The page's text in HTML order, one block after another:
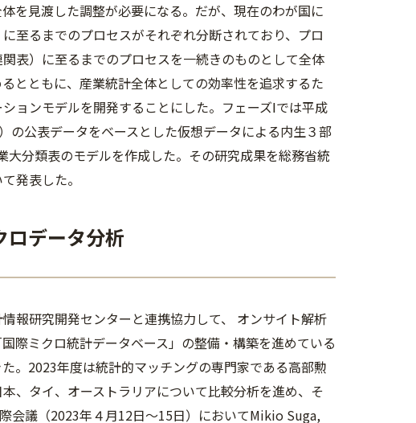
を見渡した調整が必要になる。だが、現在のわが国に
至るまでのプロセスがそれぞれ分断されており、プロ
表）に至るまでのプロセスを一続きのものとして全体
とともに、産業統計全体としての効率性を追求するた
ョンモデルを開発することにした。フェーズⅠでは平成
公表データをベースとした仮想データによる内生３部
分類表のモデルを作成した。その研究成果を総務省統
発表した。
ロデータ分析
報研究開発センターと連携協力して、 オンサイト解析
際ミクロ統計データベース」の整備・構築を進めている
。2023年度は統計的マッチングの専門家である高部勲
、タイ、オーストラリアについて比較分析を進め、そ
議（2023年４月12日～15日）においてMikio Suga,